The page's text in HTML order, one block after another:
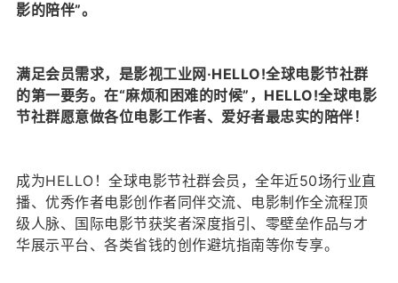
影的陪伴”。
满足会员需求，是影视工业网·HELLO!全球电影节社群
的第一要务。在“麻烦和困难的时候”，HELLO!全球电影
节社群愿意做各位电影工作者、爱好者最忠实的陪伴！
成为HELLO！全球电影节社群会员，全年近50场行业直
播、优秀作者电影创作者同伴交流、电影制作全流程顶
级人脉、国际电影节获奖者深度指引、零壁垒作品与才
华展示平台、各类省钱的创作避坑指南等你专享。